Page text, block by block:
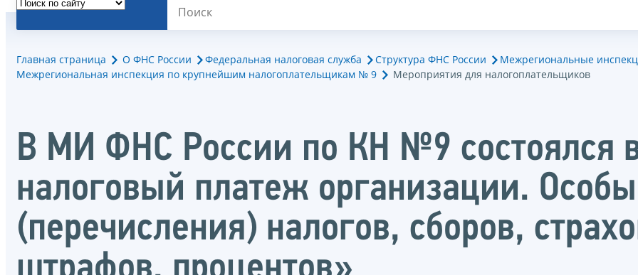
Главная страница О ФНС России Федеральная налоговая служба Структура ФНС России
Межрегиональные
Межрегиональная инспекция по крупнейшим налогоплательщикам № 9
Мероприятия для налогоплательщиков
В МИ ФНС России по КН №9 состоялся
налоговый платеж организации.
(перечисления) налогов, сборов,